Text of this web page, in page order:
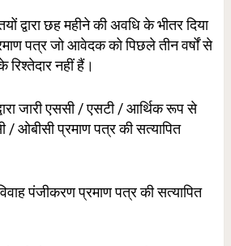
द्वारा छह महीने की अवधि के भीतर दिया
पत्र जो आवेदक को पिछले तीन वर्षों से
नहीं हैं।
जारी एससी / एसटी / आर्थिक रूप से
/ ओबीसी प्रमाण पत्र की सत्यापित
पंजीकरण प्रमाण पत्र की सत्यापित